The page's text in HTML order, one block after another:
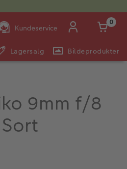
Kundeservice
-
09:00 -
14:00 -
E-post:
kundeservice@japanphoto.no
0
Lagersalg Bildeprodukter
9mm f/8